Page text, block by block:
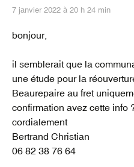
7 janvier 2022 à 20 h 24 min
bonjour,
il semblerait que la
une étude pour la
Beaurepaire au fret
confirmation avez cette info
cordialement
Bertrand Christian
06 82 38 76 64